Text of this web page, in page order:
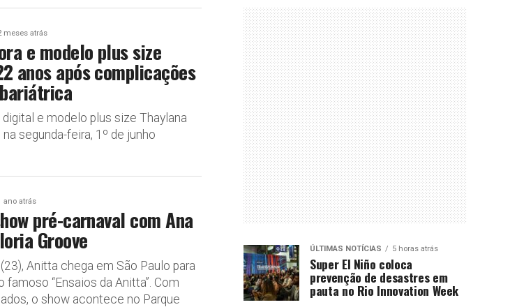
meses atrás
e modelo plus size
anos após complicações
e modelo plus size Thaylana
segunda-feira, 1º de junho
ano atrás
pré-carnaval com Ana
Groove
Anitta chega em São Paulo para
famoso “Ensaios da Anitta”. Com
o show acontece no Parque
ÚLTIMAS NOTÍCIAS 5 horas atrás
Super El Niño coloca
prevenção de desastres em
pauta no Rio Innovation Week